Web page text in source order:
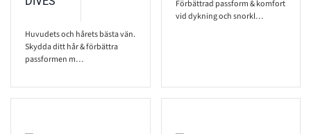
Huvudets och hårets bästa vän.
Skydda ditt hår & förbättra
passformen m…
Förbättrad passform & komfort
vid dykning och snorkl…